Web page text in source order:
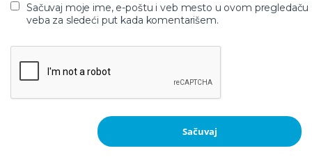
Sačuvaj moje ime, e-poštu i veb mesto u ovom pregledaču
veba za sledeći put kada komentarišem.